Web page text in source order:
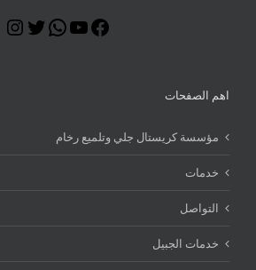
Facebook
YouTube
WhatsApp
Twitter
اهم الصفحات
مؤسسة كريستال جلي وتلميع رخام
خدمات
التواصل
خدمات الجبيل